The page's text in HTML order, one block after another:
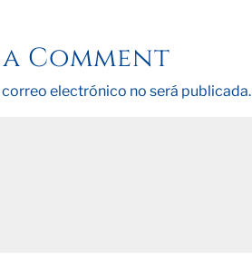
Comment
electrónico no será publicada.